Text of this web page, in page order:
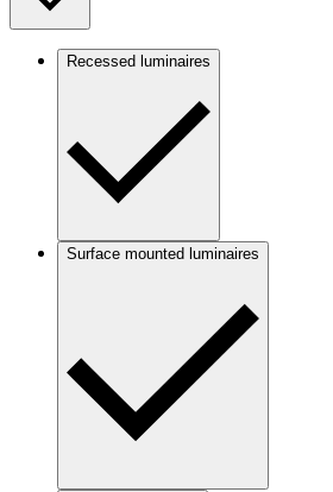
Recessed luminaires
Surface mounted luminaires